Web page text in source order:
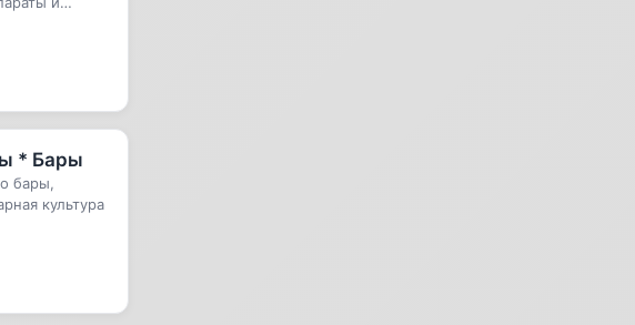
* Бары
бары,
культура